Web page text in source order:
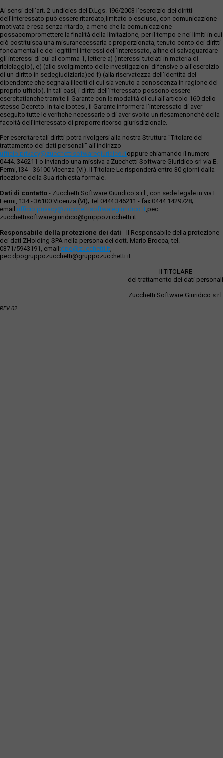
Ai sensi dell’art. 2-undicies del D.Lgs. 196/2003 l’esercizio dei diritti
dell’interessato può essere ritardato,limitato o escluso, con comunicazione
motivata e resa senza ritardo, a meno che la comunicazione
possacompromettere la finalità della limitazione, per il tempo e nei limiti in cui
ciò costituisca una misuranecessaria e proporzionata, tenuto conto dei diritti
fondamentali e dei legittimi interessi dell’interessato, alfine di salvaguardare
gli interessi di cui al comma 1, lettere a) (interessi tutelati in materia di
riciclaggio), e) (allo svolgimento delle investigazioni difensive o all’esercizio
di un diritto in sedegiudiziaria)ed f) (alla riservatezza dell’identità del
dipendente che segnala illeciti di cui sia venuto a conoscenza in ragione del
proprio ufficio). In tali casi, i diritti dell’interessato possono essere
esercitatianche tramite il Garante con le modalità di cui all’articolo 160 dello
stesso Decreto. In tale ipotesi, il Garante informerà l’interessato di aver
eseguito tutte le verifiche necessarie o di aver svolto un riesamenonché della
facoltà dell’interessato di proporre ricorso giurisdizionale.
Per esercitare tali diritti potrà rivolgersi alla nostra Struttura "Titolare del
trattamento dei dati personali" all'indirizzo
ufficio.privacy@zucchettisofwaregiuridico.itoppure chiamando il numero
0444. 346211 o inviando una missiva a Zucchetti Software Giuridico srl via E.
Fermi,134 - 36100 Vicenza (VI). Il Titolare Le risponderà entro 30 giorni dalla
ricezione della Sua richiesta formale.
Dati di contatto - Zucchetti Software Giuridico s.r.l., con sede legale in via E.
Fermi, 134 - 36100 Vicenza (VI); Tel 0444.346211 - fax 0444.1429728;
email:ufficio.privacy@zucchettisoftwaregiuridico.it,pec:
zucchettisoftwaregiuridico@gruppozucchetti.it
Responsabile della protezione dei dati - Il Responsabile della protezione
dei dati ZHolding SPA nella persona del dott. Mario Brocca, tel.
0371/5943191, email:dpo@zucchetti.it,
pec:dpogruppozucchetti@gruppozucchetti.it
Il TITOLARE
del trattamento dei dati personali
Zucchetti Software Giuridico s.r.l.
REV 02